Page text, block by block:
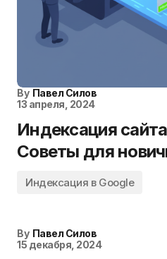
By Павел Силов
13 апреля, 2024
Индексация
Советы для
Индексация в Google
By Павел Силов
15 декабря, 2024